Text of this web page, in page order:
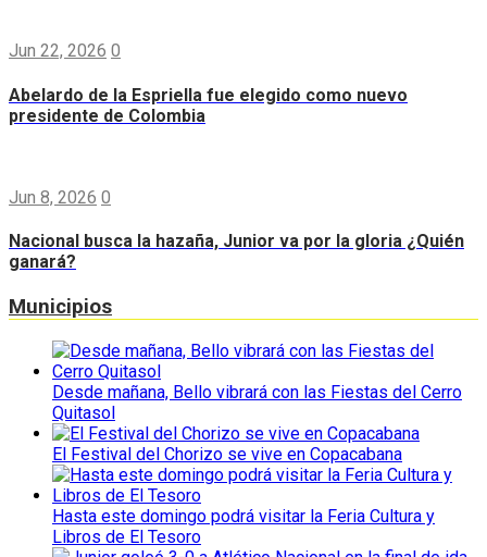
Jun 22, 2026 0
Abelardo de la Espriella fue elegido como nuevo
presidente de Colombia
Jun 8, 2026 0
Nacional busca la hazaña, Junior va por la gloria ¿Quién
ganará?
Municipios
Desde mañana, Bello vibrará con las Fiestas del Cerro
Quitasol
El Festival del Chorizo se vive en Copacabana
Hasta este domingo podrá visitar la Feria Cultura y
Libros de El Tesoro